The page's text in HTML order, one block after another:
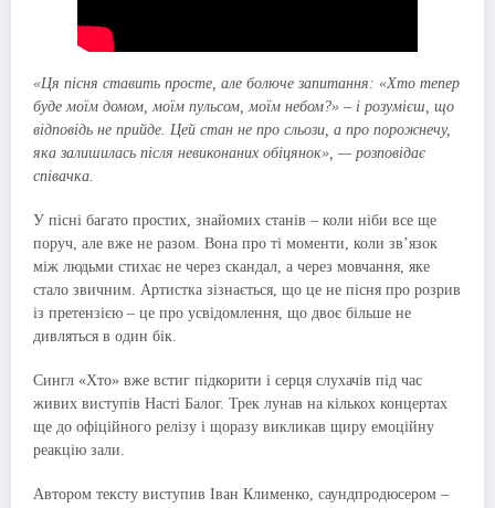
«Ця пісня ставить просте, але болюче запитання: «Хто тепер
буде моїм домом, моїм пульсом, моїм небом?» – і розумієш, що
відповідь не прийде. Цей стан не про сльози, а про порожнечу,
яка залишилась після невиконаних обіцянок», — розповідає
співачка.
У пісні багато простих, знайомих станів – коли ніби все ще
поруч, але вже не разом. Вона про ті моменти, коли зв’язок
між людьми стихає не через скандал, а через мовчання, яке
стало звичним. Артистка зізнається, що це не пісня про розрив
із претензією – це про усвідомлення, що двоє більше не
дивляться в один бік.
Сингл «Хто» вже встиг підкорити і серця слухачів під час
живих виступів Насті Балог. Трек лунав на кількох концертах
ще до офіційного релізу і щоразу викликав щиру емоційну
реакцію зали.
Автором тексту виступив Іван Клименко, саундпродюсером –